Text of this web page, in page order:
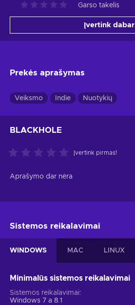
Garso takelis
Įvertink dabar
Prekės aprašymas
Veiksmo Indie Nuotykių
BLACKHOLE
Įvertink pirmas!
Aprašymo dar nėra
Sistemos reikalavimai
WINDOWS MAC LINUX
Minimalūs sistemos reikalavimai
Sistemos reikalavimai
Windows 7 a 8.1